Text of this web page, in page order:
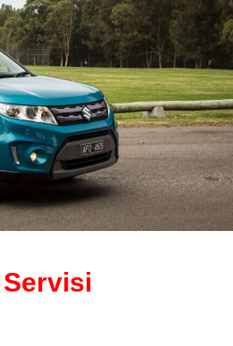
Servisi